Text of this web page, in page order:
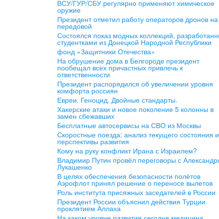
ВСУ/ГУР/СБУ регулярно применяют химическое
оружие
Президент отметил работу операторов дронов на
передовой
Состоялся показ модных коллекций,
студентками из Донецкой Народной Республики
фонд «Защитники Отечества»
На обрушение дома в Белгороде президент
пообещал всех причастных привлечь к
ответственности
Президент распорядился об увеличении уровня
комфорта россиян
Евреи. Геноцид. Двойные стандарты.
Хакерские атаки и новое поколение 5 колонны в
замен сбежавших
Бесплатные автосервисы на СВО из Москвы
Скоростные поезда: анализ текущего состояния и
перспективы развития
Кому на руку конфликт Ирана с Израилем?
Владимир Путин провёл переговоры с
Лукашенко
В целях обеспечения безопасности полётов
Аэрофлот принял решение о переносе вылетов
Роль института присяжных заседателей в России
Президент России объяснил действия Турции
проклятием Аллаха